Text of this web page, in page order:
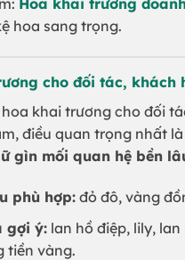
Hoa khai trương
hoa sang trọng.
cho đối tác, khách
khai trương cho đối
điều quan trọng nhất là
gìn mối quan hệ bền
phù hợp:đỏ đô, vàng
gợi ý:lan hồ điệp, lily, lan
tiền vàng.